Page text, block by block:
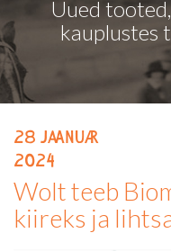
Uued
kauplustes
28 jaanuar
2024
Wolt teeb
kiireks ja